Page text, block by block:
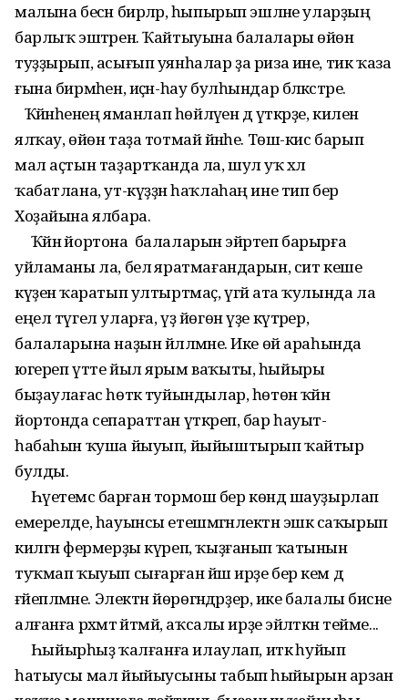
малына бесән бирәләр, һыпырып эшләне уларҙың
барлыҡ эштәрен. Ҡайтыуына балалары өйөн
туҙҙырып, асығып уянһалар ҙа риза ине, тик ҡаза
ғына бирмәһен, иҫән-һау булһындар бәләкәстәре.
Ҡәйнәһенең яманлап һөйләүен дә үткәрҙе, килен
ялҡау, өйөн таҙа тотмай йәнәһе. Төш-кис барып
мал аҫтын таҙартҡанда ла, шул уҡ хәл
ҡабатлана, ут-күҙҙән һаҡлаһаң ине тип бер
Хоҙайына ялбара.
Ҡәйнә йортона балаларын эйәртеп барырға
уйламаны ла, белә яратмағандарын, сит кеше
күҙенә ҡаратып ултыртмаҫ, үгәй ата ҡулында ла
еңел түгел уларға, үҙ йөгөн үҙе күтәрер,
балаларына наҙын йәлләмәне. Ике өй араһында
югереп үтте йыл ярым ваҡыты, һыйыры
быҙаулағас һөткә туйындылар, һөтөн ҡәйнә
йортонда сепараттан үткәреп, бар һауыт-
һабаһын ҡуша йыуып, йыйыштырып ҡайтыр
булды.
Һәүетемсә барған тормош бер көндә шауҙырлап
емерелде, һауынсы етешмәгәнлектән эшкә саҡырып
килгән фермерҙы күреп, ҡыҙғанып ҡатынын
туҡмап ҡыуып сығарған йәш ирҙе бер кем дә
ғәйепләмәне. Электән йөрөгәндәрҙер, ике балалы бисәне
алғанға рәхмәт әйтмәй, аҡсалы ирҙе эйәләткән тейме...
Һыйырһыҙ ҡалғанға илаулап, иткә һуйып
һатыусы мал йыйыусыны табып һыйырын арзан